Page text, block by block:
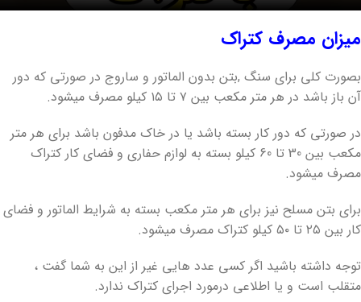
میزان مصرف کتراک
بصورت کلی برای سنگ ,بتن بدون الماتور و ساروج در صورتی که دور
آن باز باشد در هر متر مکعب بین ۷ تا ۱۵ کیلو مصرف میشود.
در صورتی که دور کار بسته باشد یا در خاک مدفون باشد برای هر متر
مکعب بین 30 تا 60 کیلو بسته به لوازم حفاری و فضای کار کتراک
مصرف میشود.
برای بتن مسلح نیز برای هر متر مکعب بسته به شرایط الماتور و فضای
کار بین ۲۵ تا ۵۰ کیلو کتراک مصرف میشود.
توجه داشته باشید اگر کسی عدد هایی غیر از این به شما گفت ،
متقلب است و یا اطلاعی درمورد اجرای کتراک ندارد.